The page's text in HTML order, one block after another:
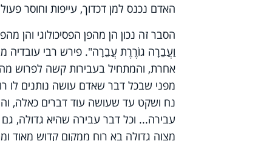
האדם נכנס למן דכדוך, עייפות וחוסר
הסבר זה נכון הן מהפן הפסיכולוגי והן
וַעֲבֵרָה גוֹרֶרֶת עֲבֵרָה". פירש רבי
אחרת, והמתחיל בעבירות קשה לפרוש
מפני שבכל דבר שאדם עושה נותנים לו
נח ושקט עד שעושה עוד דברים כאלה,
עבירה... וכל דבר עבירה שהיא גדולה,
מצוה גדולה בא רוח ממקום קדוש מאוד